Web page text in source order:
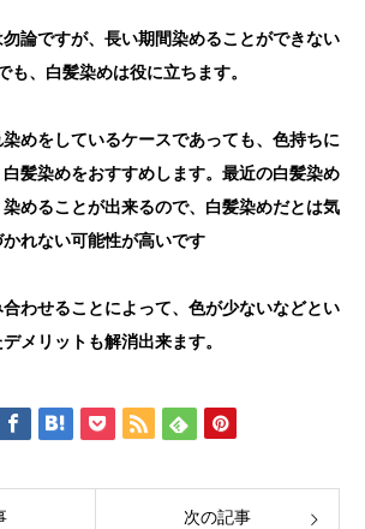
論ですが、長い期間染めることができない
も、白髪染めは役に立ちます。
めをしているケースであっても、色持ちに
髪染めをおすすめします。最近の白髪染め
めることが出来るので、白髪染めだとは気
かれない可能性が高いです
わせることによって、色が少ないなどとい
デメリットも解消出来ます。
次の記事